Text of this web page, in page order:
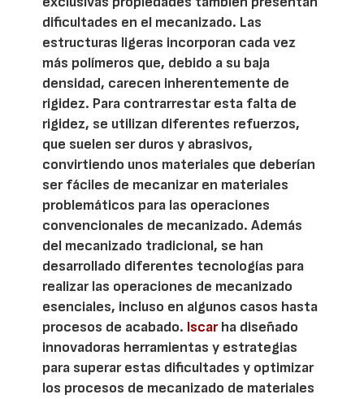
dificultades en el mecanizado. Las
estructuras ligeras incorporan cada vez
más polímeros que, debido a su baja
densidad, carecen inherentemente de
rigidez. Para contrarrestar esta falta de
rigidez, se utilizan diferentes refuerzos,
que suelen ser duros y abrasivos,
convirtiendo unos materiales que deberían
ser fáciles de mecanizar en materiales
problemáticos para las operaciones
convencionales de mecanizado. Además
del mecanizado tradicional, se han
desarrollado diferentes tecnologías para
realizar las operaciones de mecanizado
esenciales, incluso en algunos casos hasta
procesos de acabado. Iscarha diseñado
innovadoras herramientas y estrategias
para superar estas dificultades y optimizar
los procesos de mecanizado de materiales